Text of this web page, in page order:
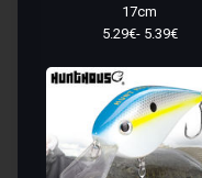
17cm
5.29€- 5.39€